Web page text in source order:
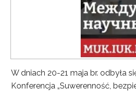
W dniach 20-21 maja br. odbyła
Konferencja „Suwerenność,